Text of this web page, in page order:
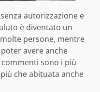
autorizzazione e
è diventato un
persone, mentre
avere anche
sono i più
che abituata anche